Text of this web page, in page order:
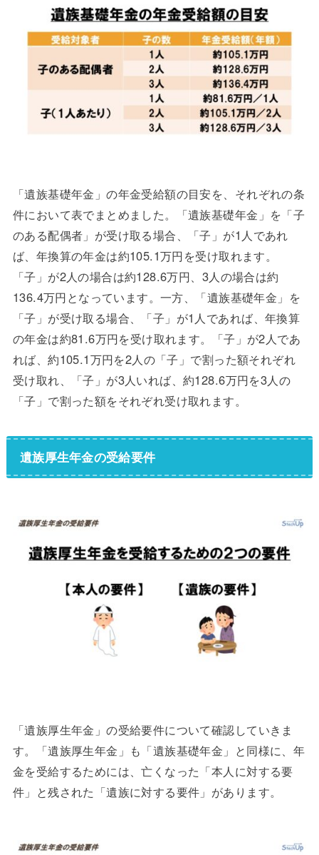
「遺族基礎年金」の年金受給額の目安を、それぞれの条
件において表でまとめました。「遺族基礎年金」を「子
のある配偶者」が受け取る場合、「子」が1人であれ
ば、年換算の年金は約105.1万円を受け取れます。
「子」が2人の場合は約128.6万円、3人の場合は約
136.4万円となっています。一方、「遺族基礎年金」を
「子」が受け取る場合、「子」が1人であれば、年換算
の年金は約81.6万円を受け取れます。「子」が2人であ
れば、約105.1万円を2人の「子」で割った額それぞれ
受け取れ、「子」が3人いれば、約128.6万円を3人の
「子」で割った額をそれぞれ受け取れます。
遺族厚生年金の受給要件
「遺族厚生年金」の受給要件について確認していきま
す。「遺族厚生年金」も「遺族基礎年金」と同様に、年
金を受給するためには、亡くなった「本人に対する要
件」と残された「遺族に対する要件」があります。